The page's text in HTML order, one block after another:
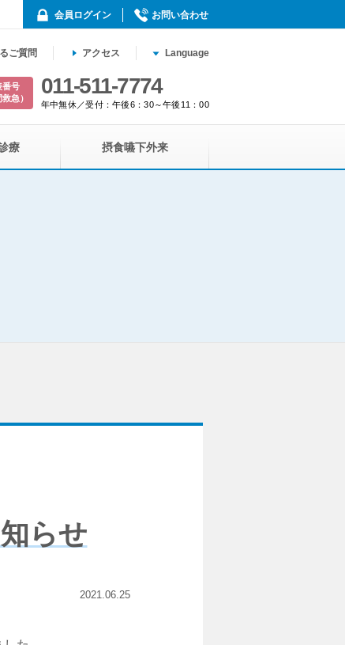
会員ログイン お問い合わせ
療 摂食嚥下外来
ご質問 アクセス Language
番号
救急）
011-511-7774
年中無休／受付：午後6：30～午後11：00
らせ
2021.06.25